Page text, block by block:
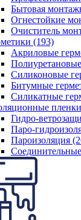
Бытовая
Огнестойкие
Очиститель
(193)
Акриловые
Силиконовые
Битумные
Силикатные
Гидро-
Паро-
Пароизоляция